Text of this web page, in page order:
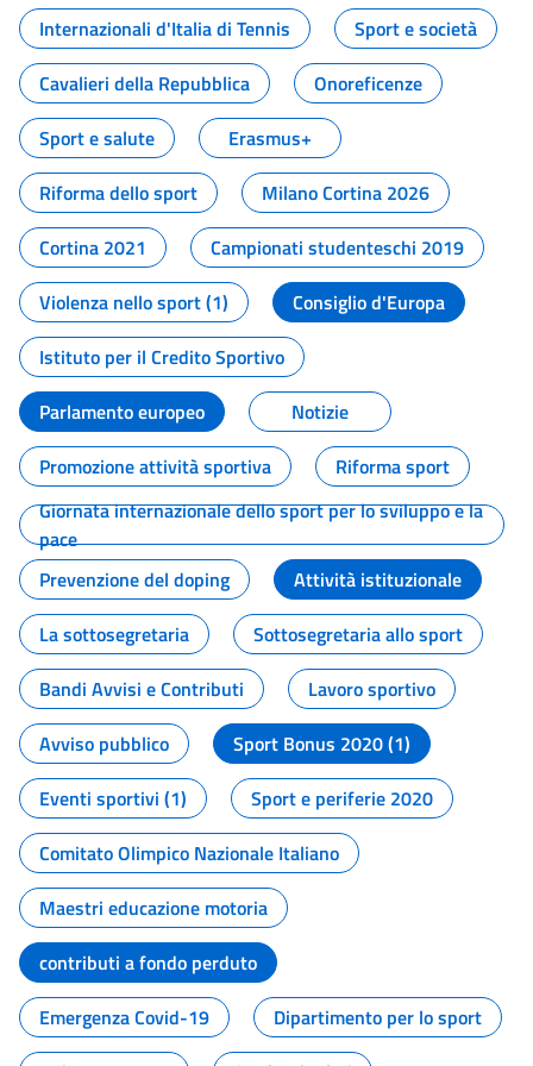
Internazionali d'Italia di Tennis
Sport e società
Cavalieri della Repubblica
Onoreficenze
Sport e salute
Erasmus+
Riforma dello sport
Milano Cortina 2026
Cortina 2021
Campionati studenteschi 2019
Violenza nello sport (1)
Consiglio d'Europa
Istituto per il Credito Sportivo
Parlamento europeo
Notizie
Promozione attività sportiva
Riforma sport
Giornata internazionale dello sport per lo sviluppo e la
pace
Prevenzione del doping
Attività istituzionale
La sottosegretaria
Sottosegretaria allo sport
Bandi Avvisi e Contributi
Lavoro sportivo
Avviso pubblico
Sport Bonus 2020 (1)
Eventi sportivi (1)
Sport e periferie 2020
Comitato Olimpico Nazionale Italiano
Maestri educazione motoria
contributi a fondo perduto
Emergenza Covid-19
Dipartimento per lo sport